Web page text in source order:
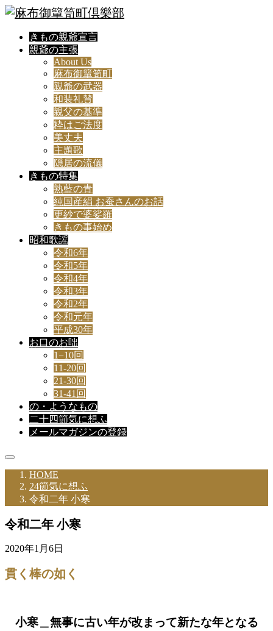
きもの親爺宣言
親爺の主張
About Us
麻布御簞笥町
親爺の武器
和装礼賛
親父の基準
粋はご法度
美丈夫
主題歌
隠居の流儀
きもの特集
熟藍の青
純国産絹 お蚕さんのお話
更紗で婆娑羅
きもの事始め
昭和歌謡
令和6年
令和5年
令和4年
令和3年
令和2年
令和元年
平成30年
お口のお咄
1−10回
11-20回
21-30回
31-41回
の・ようなもの
二十四節気に想ふ
メールマガジンの登録
HOME
24節気に想ふ
令和二年 小寒
令和二年 小寒
2020年1月6日
貫く棒の如く
小寒＿無事に古い年が改まって新たな年となる